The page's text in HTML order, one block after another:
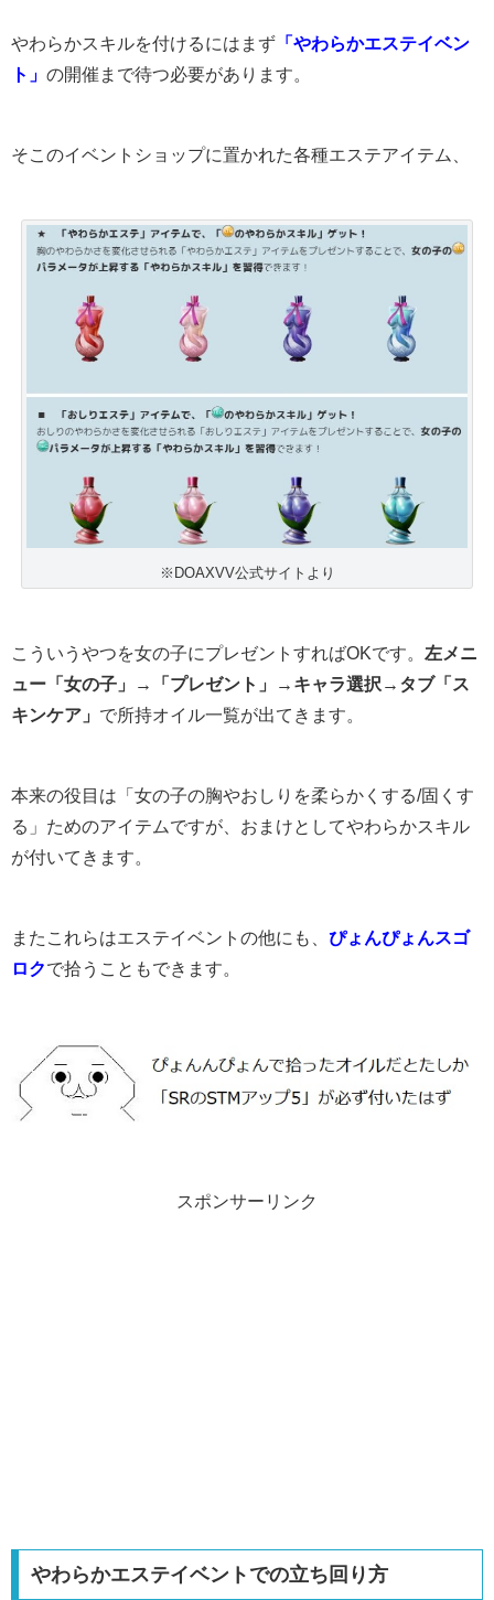
やわらかスキルを付けるにはまず 「やわらかエステイベン
ト」 の開催まで待つ必要があります。
そこのイベントショップに置かれた各種エステアイテム、
※DOAXVV公式サイトより
こういうやつを女の子にプレゼントすればOKです。 左メニ
ュー「女の子」→「プレゼント」→キャラ選択→タブ「ス
キンケア」 で所持オイル一覧が出てきます。
本来の役目は「女の子の胸やおしりを柔らかくする/固くす
る」ためのアイテムですが、おまけとしてやわらかスキル
が付いてきます。
またこれらはエステイベントの他にも、 ぴょんぴょんスゴ
ロクで拾うこともできます。
スポンサーリンク
やわらかエステイベントでの立ち回り方